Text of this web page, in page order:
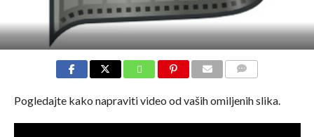
Pogledajte kako napraviti video od vaših omiljenih slika.